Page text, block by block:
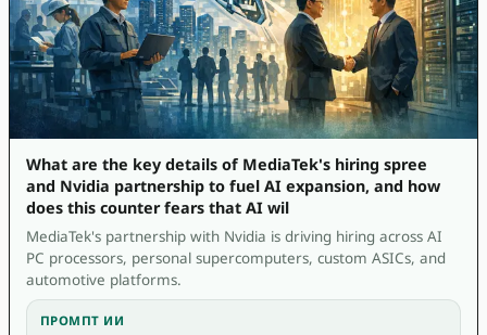
What are the key details of MediaTek's hiring spree
and Nvidia partnership to fuel AI expansion, and how
does this counter fears that AI wil
MediaTek's partnership with Nvidia is driving hiring across AI
PC processors, personal supercomputers, custom ASICs, and
automotive platforms.
ПРОМПТ ИИ